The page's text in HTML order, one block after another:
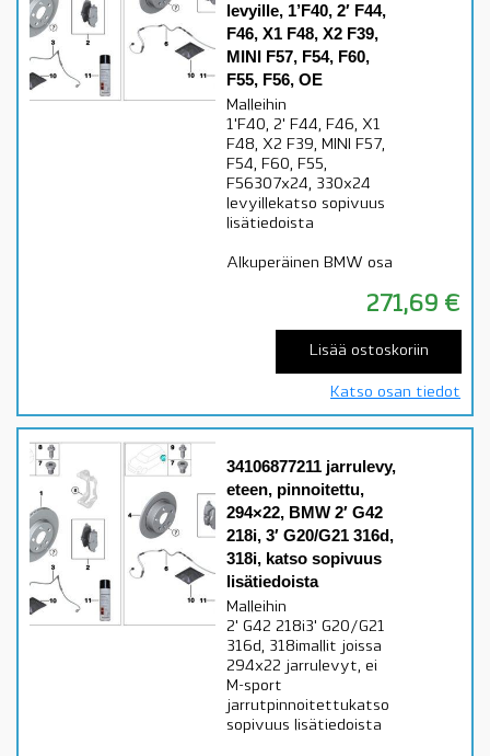
levyille, 1’F40, 2′ F44,
F46, X1 F48, X2 F39,
MINI F57, F54, F60,
F55, F56, OE
Malleihin
1'F40, 2' F44, F46, X1
F48, X2 F39, MINI F57,
F54, F60, F55,
F56307x24, 330x24
levyillekatso sopivuus
lisätiedoista
Alkuperäinen BMW osa
271,69 €
Lisää ostoskoriin
Katso osan tiedot
34106877211 jarrulevy,
eteen, pinnoitettu,
294×22, BMW 2′ G42
218i, 3′ G20/G21 316d,
318i, katso sopivuus
lisätiedoista
Malleihin
2' G42 218i3' G20/G21
316d, 318imallit joissa
294x22 jarrulevyt, ei
M-sport
jarrutpinnoitettukatso
sopivuus lisätiedoista